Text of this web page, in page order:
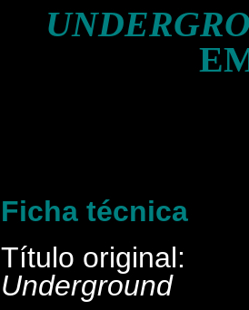
Ficha técnica
Título original:
Underground